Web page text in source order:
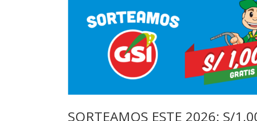
SORTEAMOS ESTE 2026: S/